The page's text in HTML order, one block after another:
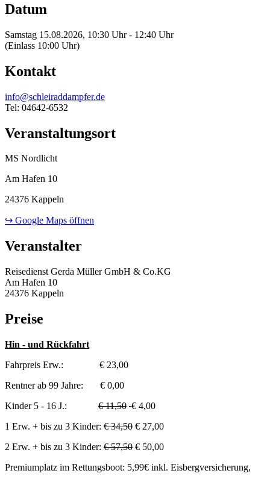
Datum
Samstag 15.08.2026, 10:30 Uhr - 12:40 Uhr
(Einlass 10:00 Uhr)
Kontakt
info@schleiraddampfer.de
Tel: 04642-6532
Veranstaltungsort
MS Nordlicht
Am Hafen 10
24376 Kappeln
↪ Google Maps öffnen
Veranstalter
Reisedienst Gerda Müller GmbH & Co.KG
Am Hafen 10
24376 Kappeln
Preise
Hin - und Rückfahrt
Fahrpreis Erw.: € 23,00
Rentner ab 99 Jahre: € 0,00
Kinder 5 - 16 J.: € 11,50 € 4,00
1 Erw. + bis zu 3 Kinder: € 34,50 € 27,00
2 Erw. + bis zu 3 Kinder: € 57,50 € 50,00
Premiumplatz im Rettungsboot: 5,99€ inkl. Eisbergversicherung,